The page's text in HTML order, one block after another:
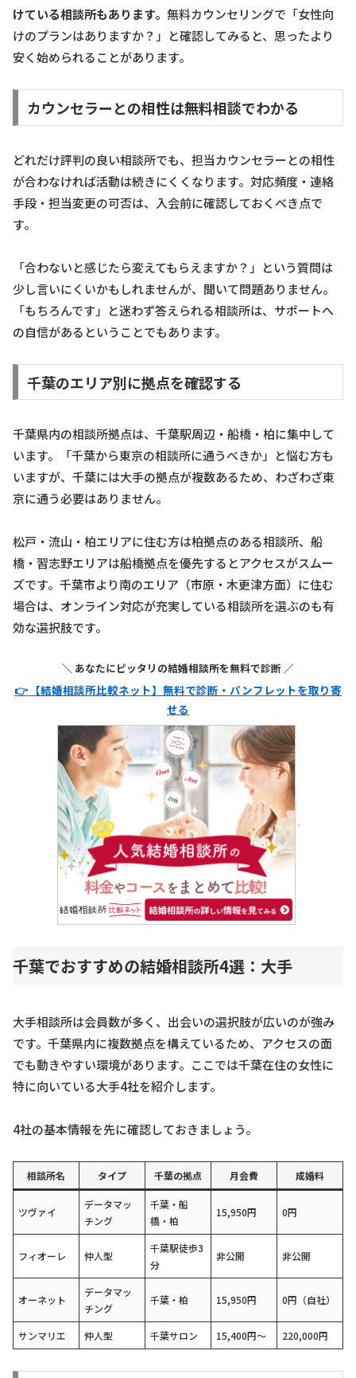
けている相談所もあります。 無料カウンセリングで「女性向
けのプランはありますか？」と確認してみると、思ったより
安く始められることがあります。
カウンセラーとの相性は無料相談でわかる
どれだけ評判の良い相談所でも、担当カウンセラーとの相性
が合わなければ活動は続きにくくなります。対応頻度・連絡
手段・担当変更の可否は、入会前に確認しておくべき点で
す。
「合わないと感じたら変えてもらえますか？」という質問は
少し言いにくいかもしれませんが、聞いて問題ありません。
「もちろんです」と迷わず答えられる相談所は、サポートへ
の自信があるということでもあります。
千葉のエリア別に拠点を確認する
千葉県内の相談所拠点は、千葉駅周辺・船橋・柏に集中して
います。「千葉から東京の相談所に通うべきか」と悩む方も
いますが、千葉には大手の拠点が複数あるため、わざわざ東
京に通う必要はありません。
松戸・流山・柏エリアに住む方は柏拠点のある相談所、船
橋・習志野エリアは船橋拠点を優先するとアクセスがスムー
ズです。千葉市より南のエリア（市原・木更津方面）に住む
場合は、オンライン対応が充実している相談所を選ぶのも有
効な選択肢です。
＼ あなたにピッタリの結婚相談所を無料で診断 ／
👉 【結婚相談所比較ネット】無料で診断・パンフレットを取り寄
せる
千葉でおすすめの結婚相談所4選：大手
大手相談所は会員数が多く、出会いの選択肢が広いのが強み
です。千葉県内に複数拠点を構えているため、アクセスの面
でも動きやすい環境があります。ここでは千葉在住の女性に
特に向いている大手4社を紹介します。
4社の基本情報を先に確認しておきましょう。
相談所名 タイプ 千葉の拠点 月会費 成婚料
ツヴァイ
データマッ
チング
千葉・船
橋・柏
15,950円 0円
フィオーレ 仲人型
千葉駅徒歩3
分
非公開 非公開
オーネット
データマッ
チング
千葉・柏 15,950円 0円（自社）
サンマリエ 仲人型 千葉サロン 15,400円〜 220,000円